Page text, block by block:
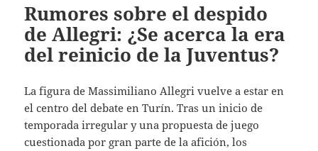
Rumores sobre el despido
de Allegri: ¿Se acerca la era
del reinicio de la Juventus?
La figura de Massimiliano Allegri vuelve a estar en
el centro del debate en Turín. Tras un inicio de
temporada irregular y una propuesta de juego
cuestionada por gran parte de la afición, los